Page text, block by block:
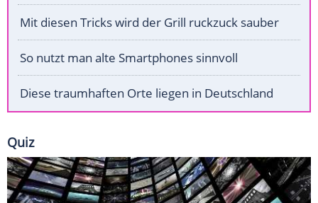
Mit diesen Tricks wird der Grill ruckzuck sauber
So nutzt man alte Smartphones sinnvoll
Diese traumhaften Orte liegen in Deutschland
Quiz